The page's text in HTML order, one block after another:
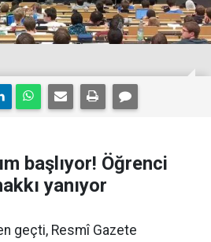
başlıyor! Öğrenci
yanıyor
geçti, Resmî Gazete